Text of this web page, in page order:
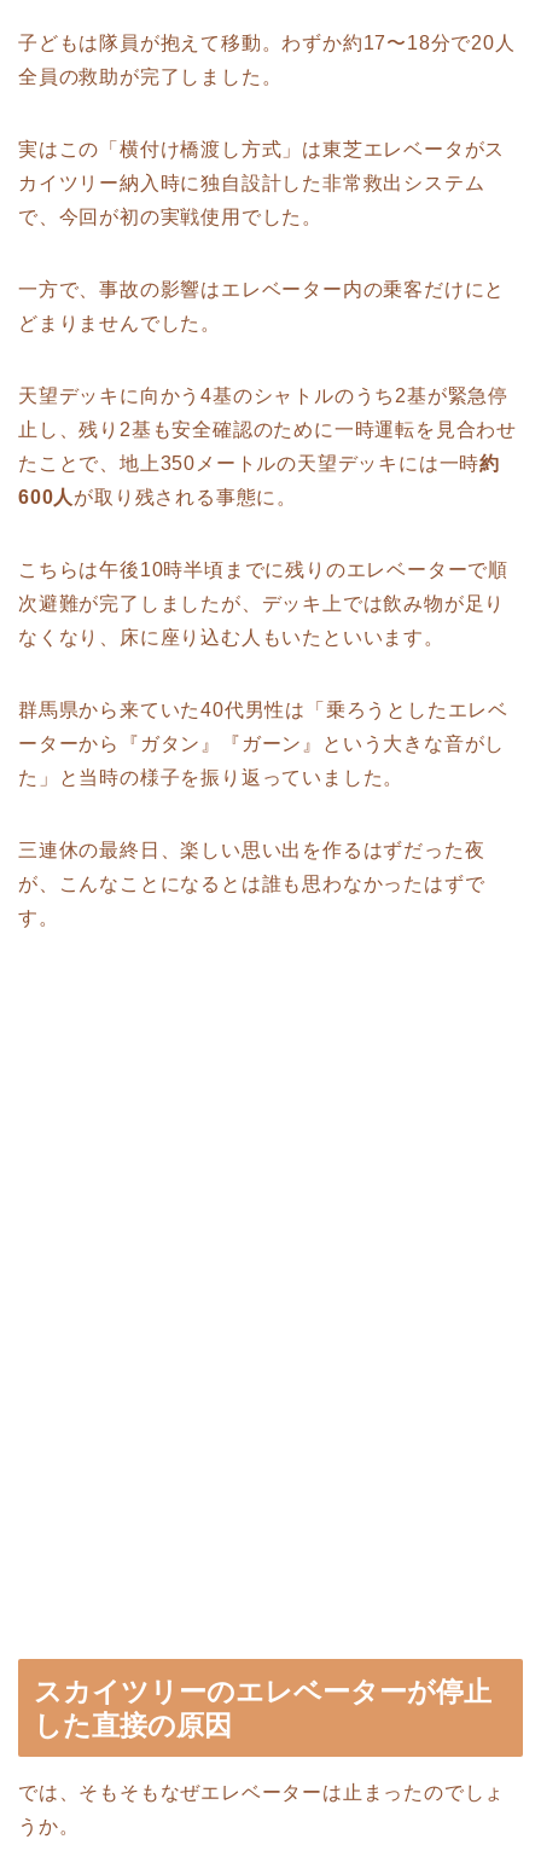
子どもは隊員が抱えて移動。わずか約17〜18分で20人
全員の救助が完了しました。
実はこの「横付け橋渡し方式」は東芝エレベータがス
カイツリー納入時に独自設計した非常救出システム
で、今回が初の実戦使用でした。
一方で、事故の影響はエレベーター内の乗客だけにと
どまりませんでした。
天望デッキに向かう4基のシャトルのうち2基が緊急停
止し、残り2基も安全確認のために一時運転を見合わせ
たことで、地上350メートルの天望デッキには一時約
600人が取り残される事態に。
こちらは午後10時半頃までに残りのエレベーターで順
次避難が完了しましたが、デッキ上では飲み物が足り
なくなり、床に座り込む人もいたといいます。
群馬県から来ていた40代男性は「乗ろうとしたエレベ
ーターから『ガタン』『ガーン』という大きな音がし
た」と当時の様子を振り返っていました。
三連休の最終日、楽しい思い出を作るはずだった夜
が、こんなことになるとは誰も思わなかったはずで
す。
スカイツリーのエレベーターが停止
した直接の原因
では、そもそもなぜエレベーターは止まったのでしょ
うか。